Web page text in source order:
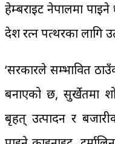
हेम्बराइट नेपालमा
प्रदेश रत्न पत्थरका लागि
‘सरकारले सम्भावित
बनाएको छ, सुर्खेतमा
बृहत् उत्पादन र